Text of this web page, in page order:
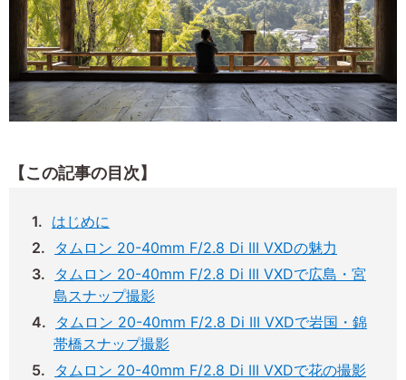
【この記事の目次】
はじめに
タムロン 20-40mm F/2.8 Di III VXDの魅力
タムロン 20-40mm F/2.8 Di III VXDで広島・宮
島スナップ撮影
タムロン 20-40mm F/2.8 Di III VXDで岩国・錦
帯橋スナップ撮影
タムロン 20-40mm F/2.8 Di III VXDで花の撮影